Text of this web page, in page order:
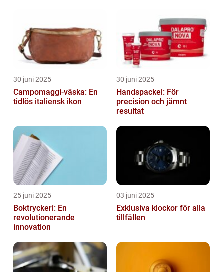
30 juni 2025
Campomaggi-väska: En
tidlös italiensk ikon
30 juni 2025
Handspackel: För
precision och jämnt
resultat
25 juni 2025
Boktryckeri: En
revolutionerande
innovation
03 juni 2025
Exklusiva klockor för alla
tillfällen